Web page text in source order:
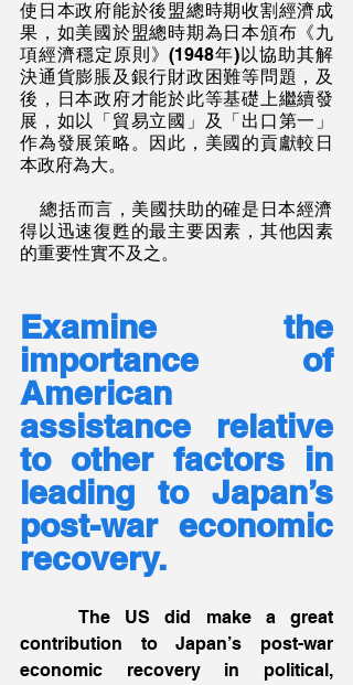
使日本政府能於後盟總時期收割經濟成
果，如美國於盟總時期為日本頒布《九
項經濟穩定原則》(1948年)以協助其解
決通貨膨脹及銀行財政困難等問題，及
後，日本政府才能於此等基礎上繼續發
展，如以「貿易立國」及「出口第一」
作為發展策略。因此，美國的貢獻較日
本政府為大。
    總括而言，美國扶助的確是日本經濟
得以迅速復甦的最主要因素，其他因素
的重要性實不及之。
Examine the
importance of
American
assistance relative
to other factors in
leading to Japan’s
post-war economic
recovery.
contribution to Japan’s post-war
economic recovery in political,